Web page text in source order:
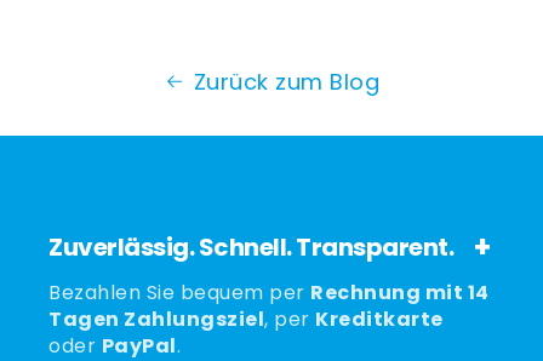
Zurück zum Blog
Zuverlässig. Schnell. Transparent.
Bezahlen Sie bequem per Rechnung mit 14
Tagen Zahlungsziel, per Kreditkarte
oder PayPal.